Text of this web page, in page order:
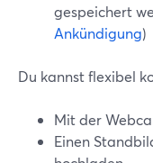
gespeichert
Ankündigung)
Du kannst flexibel
Mit der
Einen